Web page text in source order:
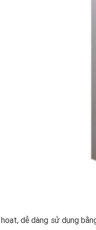
dễ dàng sử dụng